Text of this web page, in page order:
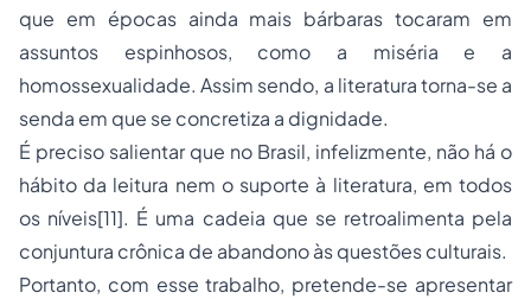
que em épocas ainda mais bárbaras tocaram em
assuntos espinhosos, como a miséria e a
homossexualidade. Assim sendo, a literatura torna-se a
senda em que se concretiza a dignidade.
É preciso salientar que no Brasil, infelizmente, não há o
hábito da leitura nem o suporte à literatura, em todos
os níveis[11]. É uma cadeia que se retroalimenta pela
conjuntura crônica de abandono às questões culturais.
Portanto, com esse trabalho, pretende-se apresentar